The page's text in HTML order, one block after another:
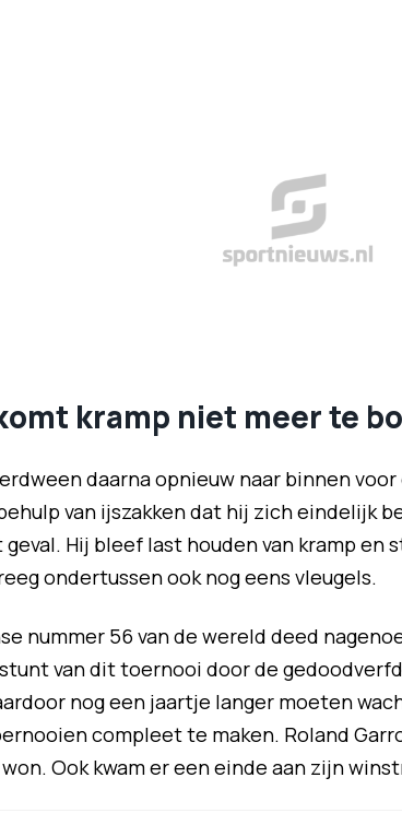
kramp niet meer te
daarna opnieuw naar binnen
van ijszakken dat hij zich eindelijk
Hij bleef last houden van kramp en
ondertussen ook nog eens vleugels.
nummer 56 van de wereld deed
van dit toernooi door de
nog een jaartje langer moeten
compleet te maken. Roland
Ook kwam er een einde aan zijn